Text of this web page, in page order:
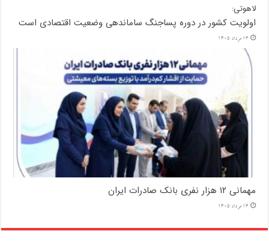
لاهوتی:
اولویت کشور در دوره پساجنگ ساماندهی وضعیت اقتصادی است
14 مرداد 1405
مهمانی ۱۲ هزار نفری بانک صادرات ایران
14 مرداد 1405